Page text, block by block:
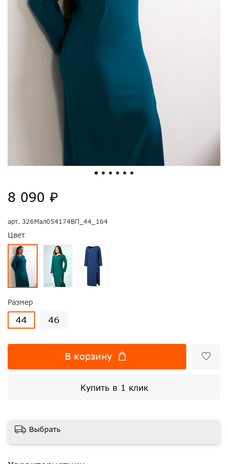
арт. 326Мал054174ВП_44_164
Цвет
Размер
44 46
8 090 ₽
В корзину
Купить в 1 клик
Выбрать